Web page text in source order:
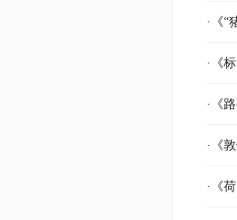
·《“
·《
·《
·《
·《